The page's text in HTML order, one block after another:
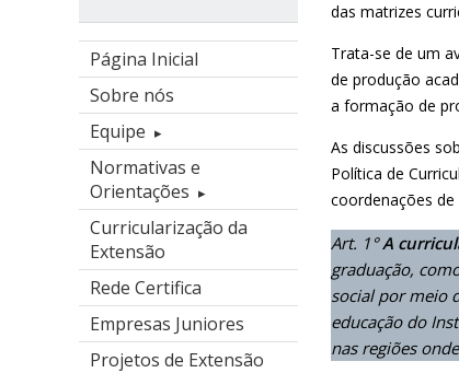
Página Inicial
Sobre nós
Equipe
Normativas e
Orientações
Curricularização da
Extensão
Rede Certifica
Empresas Juniores
Projetos de Extensão
das matrizes
Trata-se de um
de produção
a formação de
As discussões
Política de
coordenações
Art. 1°A
graduação,
social por meio
educação do
nas regiões